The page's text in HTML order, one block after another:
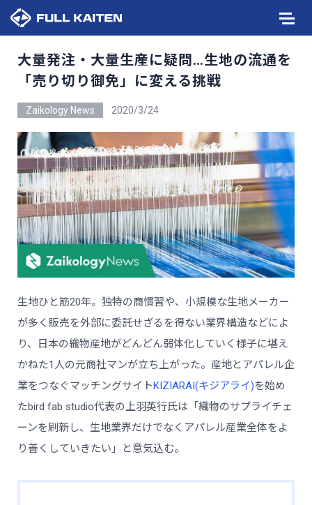
大量発注・大量生産に疑問…生地の流通を
「売り切り御免」に変える挑戦
Zaikology News 2020/3/24
生地ひと筋20年。独特の商慣習や、小規模な生地メーカー
が多く販売を外部に委託せざるを得ない業界構造などによ
り、日本の織物産地がどんどん弱体化していく様子に堪え
かねた1人の元商社マンが立ち上がった。産地とアパレル企
業をつなぐマッチングサイトKIZIARAI(キジアライ)を始め
たbird fab studio代表の上羽英行氏は「織物のサプライチェ
ーンを刷新し、生地業界だけでなくアパレル産業全体をよ
り善くしていきたい」と意気込む。